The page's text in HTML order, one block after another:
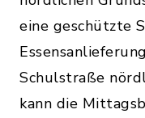
eine geschützte
Schulstraße
kann die